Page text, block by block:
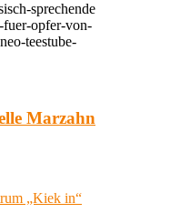
sprechende
fuer-opfer-von-
teestube-
Marzahn
„Kiek in“